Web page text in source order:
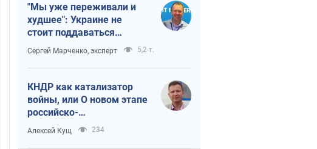
"Мы уже переживали и
худшее": Украине не
стоит поддаваться
отчаянию из-за
ракетного террора
Сергей Марченко, эксперт 5,2 т.
КНДР как катализатор
войны, или О новом этапе
российско-
северокорейского союза
Алексей Кущ 234